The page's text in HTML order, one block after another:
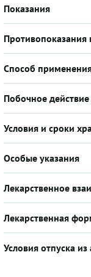
Показания
Способ
Побочное действие
Условия и сроки
Особые указания
Лекарственное
Лекарственная
Условия отпуска из